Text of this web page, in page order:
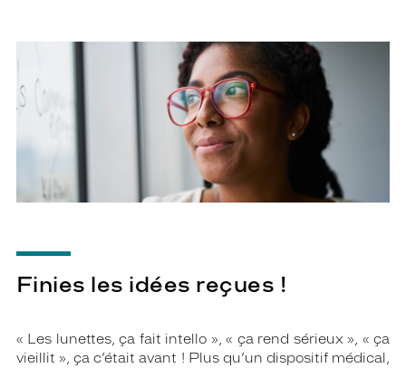
Finies les idées reçues !
« Les lunettes, ça fait intello », « ça rend sérieux », « ça
vieillit », ça c’était avant ! Plus qu’un dispositif médical,